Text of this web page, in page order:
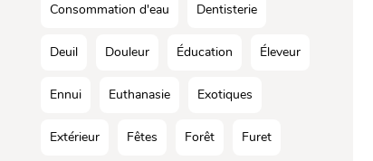
Consommation d'eau Dentisterie
Deuil Douleur Éducation Éleveur
Ennui Euthanasie Exotiques
Extérieur Fêtes Forêt Furet